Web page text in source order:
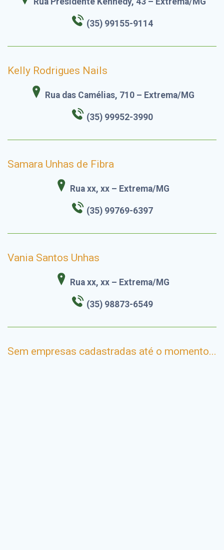
(35) 99155-9114
Kelly Rodrigues Nails
Rua das Camélias, 710 – Extrema/MG
(35) 99952-3990
Samara Unhas de Fibra
Rua xx, xx – Extrema/MG
(35) 99769-6397
Vania Santos Unhas
Rua xx, xx – Extrema/MG
(35) 98873-6549
Sem empresas cadastradas até o momento...